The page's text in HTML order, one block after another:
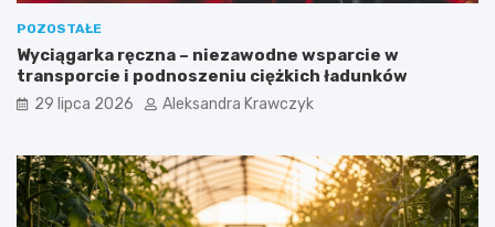
POZOSTAŁE
Wyciągarka ręczna – niezawodne wsparcie w
transporcie i podnoszeniu ciężkich ładunków
29 lipca 2026 Aleksandra Krawczyk